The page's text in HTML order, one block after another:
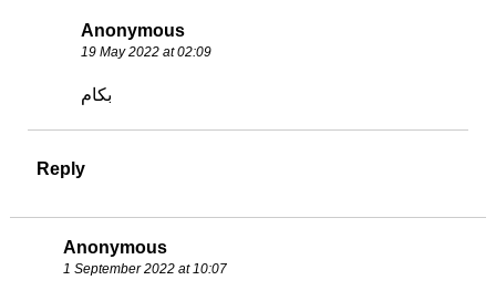
Anonymous
19 May 2022 at 02:09
بكام
Reply
Anonymous
1 September 2022 at 10:07